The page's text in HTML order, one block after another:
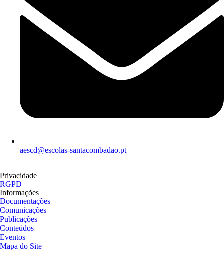
aescd@escolas-santacombadao.pt
Privacidade
RGPD
Informações
Documentações
Comunicações
Publicações
Conteúdos
Eventos
Mapa do Site